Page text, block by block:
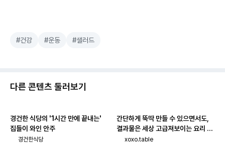
#건강 #운동 #샐러드
다른 콘텐츠 둘러보기
경건한 식당의 '1시간 만에 끝내는'
집들이 와인 안주
경건한식당
간단하게 뚝딱 만들 수 있으면서도,
결과물은 세상 고급져보이는 요리 모
xoxo.table